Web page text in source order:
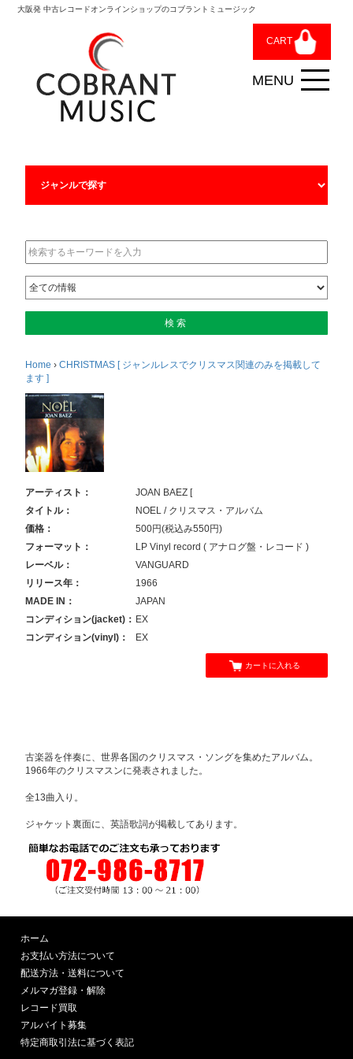
大阪発 中古レコードオンラインショップのコブラントミュージック
CART
Home ›CHRISTMAS [ ジャンルレスでクリスマス関連のみを掲載して
ます ]
アーティスト：
JOAN BAEZ [
タイトル：
NOEL / クリスマス・アルバム
価格：
500円(税込み550円)
フォーマット：
LP Vinyl record ( アナログ盤・レコード )
レーベル：
VANGUARD
リリース年：
1966
MADE IN：
JAPAN
コンディション(jacket)： EX
コンディション(vinyl)：
EX
カートに入れる
古楽器を伴奏に、世界各国のクリスマス・ソングを集めたアルバム。
1966年のクリスマスンに発表されました。
全13曲入り。
ジャケット裏面に、英語歌詞が掲載してあります。
ホーム
お支払い方法について
配送方法・送料について
メルマガ登録・解除
レコード買取
アルバイト募集
特定商取引法に基づく表記